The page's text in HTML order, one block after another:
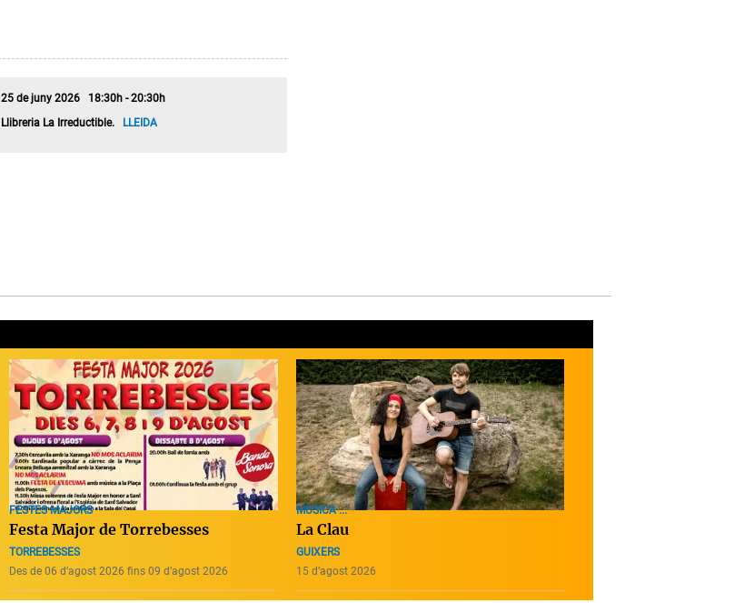
25 de juny 2026 18:30h - 20:30h
Llibreria La Irreductible. LLEIDA
FESTES MAJORS
Festa Major de Torrebesses
TORREBESSES
Des de 06 d’agost 2026 fins 09 d’agost 2026
MÚSICA ...
La Clau
GUIXERS
15 d’agost 2026